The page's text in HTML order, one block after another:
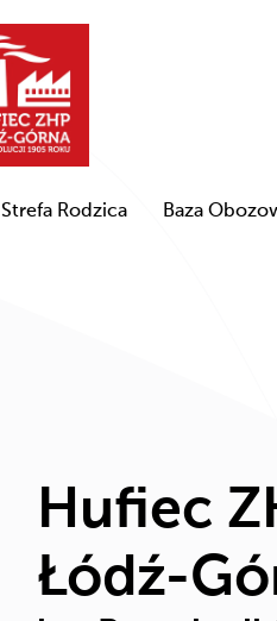
Strefa Rodzica Baza
Hufiec
Łódź-